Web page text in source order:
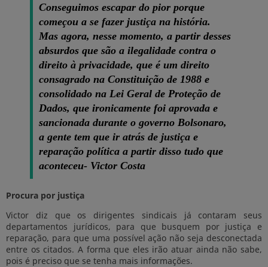
Conseguimos escapar do pior porque
começou a se fazer justiça na história.
Mas agora, nesse momento, a partir desses
absurdos que são a ilegalidade contra o
direito à privacidade, que é um direito
consagrado na Constituição de 1988 e
consolidado na Lei Geral de Proteção de
Dados, que ironicamente foi aprovada e
sancionada durante o governo Bolsonaro,
a gente tem que ir atrás de justiça e
reparação política a partir disso tudo que
aconteceu- Victor Costa
Procura por justiça
Victor diz que os dirigentes sindicais já contaram seus
departamentos jurídicos, para que busquem por justiça e
reparação, para que uma possível ação não seja desconectada
entre os citados. A forma que eles irão atuar ainda não sabe,
pois é preciso que se tenha mais informações.